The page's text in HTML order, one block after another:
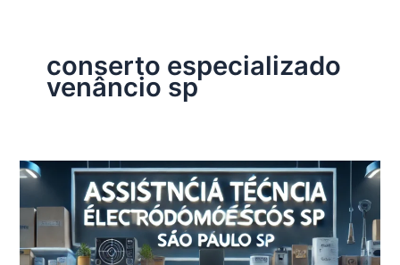
conserto especializado
venâncio sp